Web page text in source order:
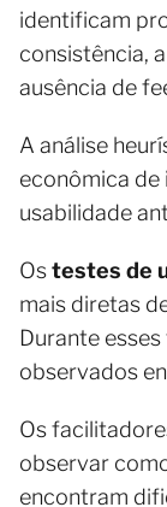
identificam
consistência,
ausência de
A análise
econômica
usabilidade
Ostestes de
mais diretas
Durante
observados
Os
observar
encontram